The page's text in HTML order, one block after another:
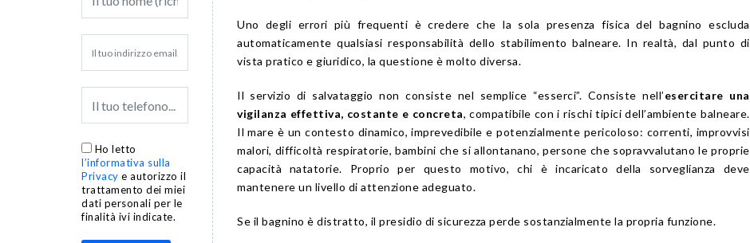
Ho letto
l’informativa sulla
Privacy e autorizzo il
trattamento dei miei
dati personali per le
finalità ivi indicate.
Uno degli errori più frequenti è credere che la sola presenza fisica del bagnino escluda
automaticamente qualsiasi responsabilità dello stabilimento balneare. In realtà, dal punto di
vista pratico e giuridico, la questione è molto diversa.
Il servizio di salvataggio non consiste nel semplice “esserci”. Consiste nell’esercitare una
vigilanza effettiva, costante e concreta, compatibile con i rischi tipici dell’ambiente balneare.
Il mare è un contesto dinamico, imprevedibile e potenzialmente pericoloso: correnti, improvvisi
malori, difficoltà respiratorie, bambini che si allontanano, persone che sopravvalutano le proprie
capacità natatorie. Proprio per questo motivo, chi è incaricato della sorveglianza deve
mantenere un livello di attenzione adeguato.
Se il bagnino è distratto, il presidio di sicurezza perde sostanzialmente la propria funzione.